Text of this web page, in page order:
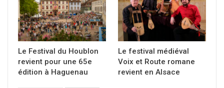
Le Festival du Houblon
revient pour une 65e
édition à Haguenau
Le festival médiéval
Voix et Route romane
revient en Alsace